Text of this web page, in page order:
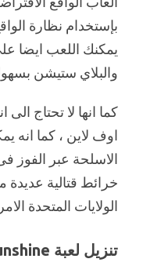
يمكنك اللعب ايضا
والبلاي ستيشن
كما انها لا تحتاج
اوف لاين ، كما انه
الاسلحة عبر الفوز
خرائط قتالية عديدة
الولايات المتحدة